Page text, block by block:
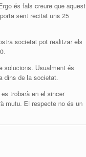
és fals creure que aquest
sent recitat uns 25
societat pot realitzar els
solucions. Usualment és
dins de la societat.
trobarà en el sincer
mutu. El respecte no és un